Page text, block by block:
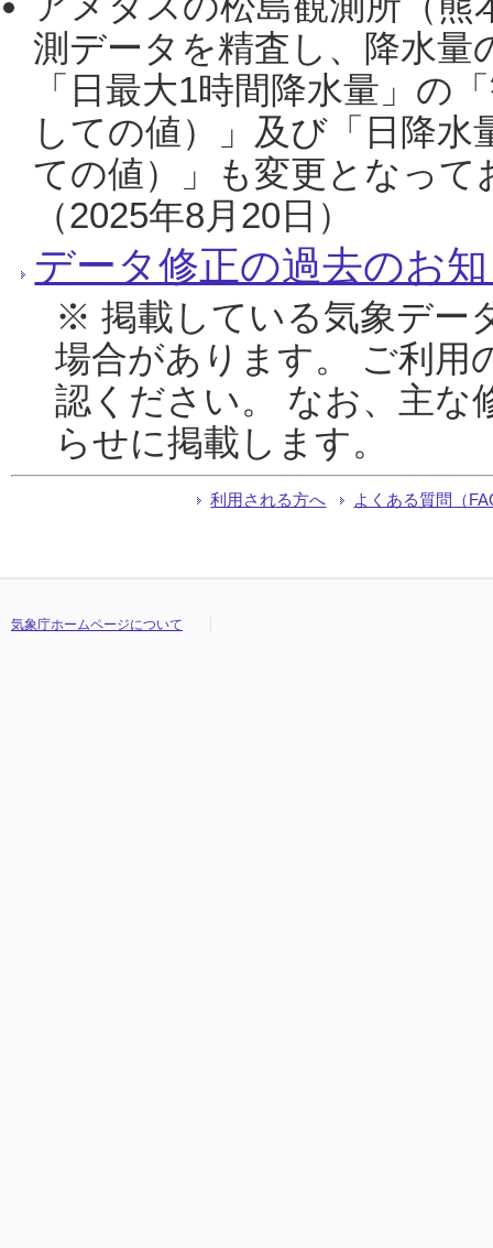
測データを精査し、降水
「日最大1時間降水量」の
しての値）」及び「日降
ての値）」も変更となっ
（2025年8月20日）
データ修正の過去のお
※ 掲載している気象デー
場合があります。 ご利用
認ください。 なお、主な
らせに掲載します。
利用される方へ よくある質問（
気象庁ホームページについて